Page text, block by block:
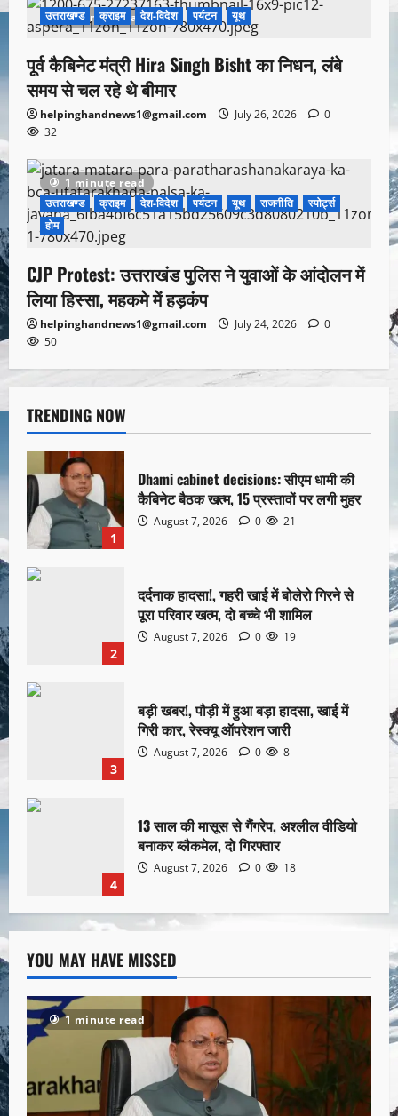
1 minute read
उत्तराखण्ड क्राइम देश-विदेश पर्यटन यूथ
पूर्व कैबिनेट मंत्री Hira Singh Bisht का निधन, लंबे
समय से चल रहे थे बीमार
helpinghandnews1@gmail.com July 26, 2026
0
32
1 minute read
उत्तराखण्ड
क्राइम देश-विदेश पर्यटन यूथ राजनीति
स्पोर्ट्स
होम
CJP Protest: उत्तराखंड पुलिस ने युवाओं के आंदोलन में
लिया हिस्सा, महकमे में हड़कंप
helpinghandnews1@gmail.com July 24, 2026
0
50
TRENDING NOW
1
Dhami cabinet decisions: सीएम धामी की
कैबिनेट बैठक खत्म, 15 प्रस्तावों पर लगी मुहर
August 7, 2026 0 21
2
दर्दनाक हादसा!, गहरी खाई में बोलेरो गिरने से
पूरा परिवार खत्म, दो बच्चे भी शामिल
August 7, 2026 0 19
3
बड़ी खबर!, पौड़ी में हुआ बड़ा हादसा, खाई में
गिरी कार, रेस्क्यू ऑपरेशन जारी
August 7, 2026 0 8
4
13 साल की मासूस से गैंगरेप, अश्लील वीडियो
बनाकर ब्लैकमेल, दो गिरफ्तार
August 7, 2026 0 18
YOU MAY HAVE MISSED
1 minute read